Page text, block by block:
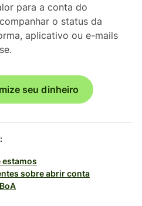
para a conta do
o status da
aplicativo ou e-mails
seu dinheiro
estamos
sobre abrir conta